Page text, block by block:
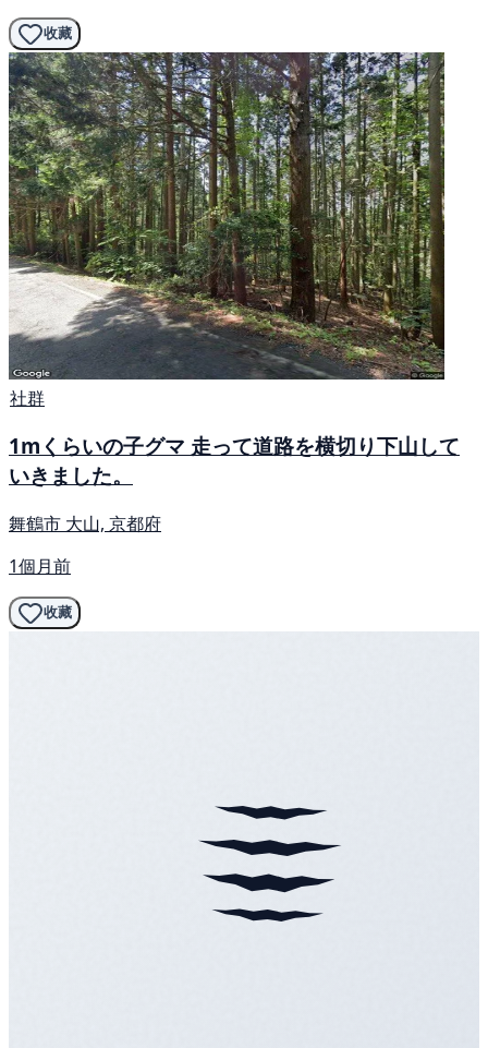
收藏
社群
1mくらいの子グマ 走って道路を横切り下山して
いきました。
舞鶴市 大山, 京都府
1個月前
收藏